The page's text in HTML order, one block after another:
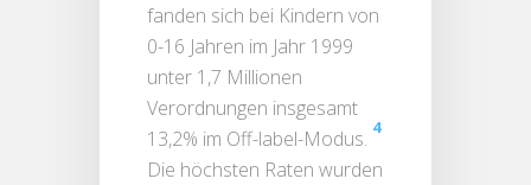
fanden sich bei Kindern von
0-16 Jahren im Jahr 1999
unter 1,7 Millionen
Verordnungen insgesamt
13,2% im Off-label-Modus. 4
Die höchsten Raten wurden